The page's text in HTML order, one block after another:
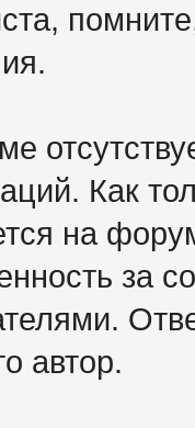
Как
на
за
автор.